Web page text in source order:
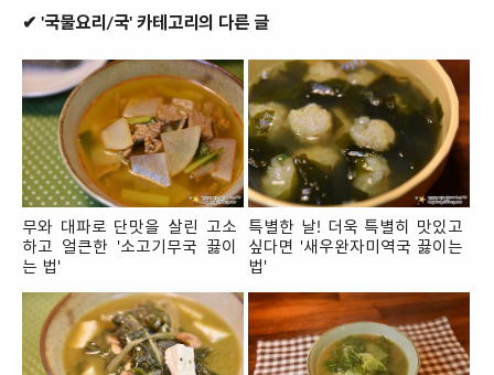
✔ '국물요리/국' 카테고리의 다른 글
무와 대파로 단맛을 살린 고소
하고 얼큰한 '소고기무국 끓이
는 법'
특별한 날! 더욱 특별히 맛있고
싶다면 '새우완자미역국 끓이는
법'